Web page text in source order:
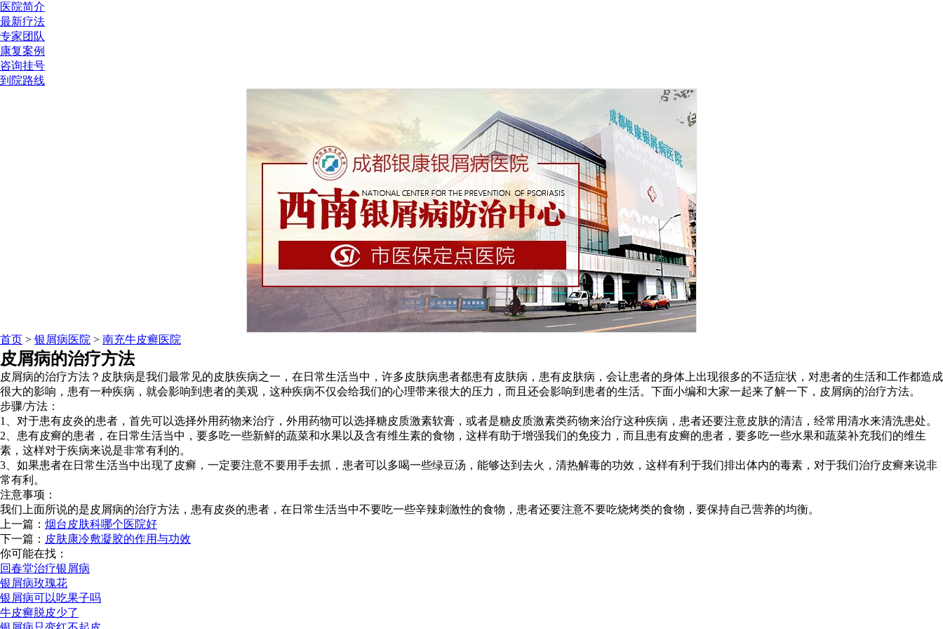
医院简介
最新疗法
专家团队
康复案例
咨询挂号
到院路线
首页 > 银屑病医院 > 南充牛皮癣医院
皮屑病的治疗方法
皮屑病的治疗方法？皮肤病是我们最常见的皮肤疾病之一，在日常生活当中，许多皮肤病患者都患有皮肤病，患有皮肤病，会让患者的身体上出现很多的不适症状，对患者的生活和工作都造成
很大的影响，患有一种疾病，就会影响到患者的美观，这种疾病不仅会给我们的心理带来很大的压力，而且还会影响到患者的生活。下面小编和大家一起来了解一下，皮屑病的治疗方法。
步骤/方法：
1、对于患有皮炎的患者，首先可以选择外用药物来治疗，外用药物可以选择糖皮质激素软膏，或者是糖皮质激素类药物来治疗这种疾病，患者还要注意皮肤的清洁，经常用清水来清洗患处。
2、患有皮癣的患者，在日常生活当中，要多吃一些新鲜的蔬菜和水果以及含有维生素的食物，这样有助于增强我们的免疫力，而且患有皮癣的患者，要多吃一些水果和蔬菜补充我们的维生
素，这样对于疾病来说是非常有利的。
3、如果患者在日常生活当中出现了皮癣，一定要注意不要用手去抓，患者可以多喝一些绿豆汤，能够达到去火，清热解毒的功效，这样有利于我们排出体内的毒素，对于我们治疗皮癣来说非
常有利。
注意事项：
我们上面所说的是皮屑病的治疗方法，患有皮炎的患者，在日常生活当中不要吃一些辛辣刺激性的食物，患者还要注意不要吃烧烤类的食物，要保持自己营养的均衡。
上一篇： 烟台皮肤科哪个医院好
下一篇： 皮肤康冷敷凝胶的作用与功效
你可能在找：
回春堂治疗银屑病
银屑病玫瑰花
银屑病可以吃果子吗
牛皮癣脱皮少了